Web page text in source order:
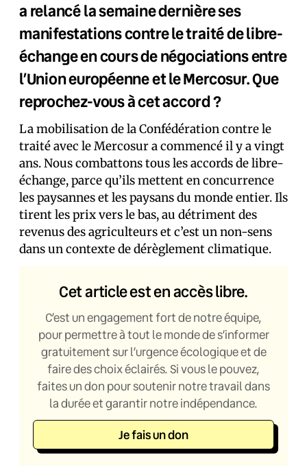
a relancé la semaine dernière ses
manifestations contre le traité de libre-
échange en cours de négociations entre
l’Union européenne et le Mercosur. Que
reprochez-vous à cet accord ?
La mobilisation de la Confédération contre le
traité avec le Mercosur a commencé il y a vingt
ans. Nous combattons tous les accords de libre-
échange, parce qu’ils mettent en concurrence
les paysannes et les paysans du monde entier. Ils
tirent les prix vers le bas, au détriment des
revenus des agriculteurs et c’est un non-sens
dans un contexte de dérèglement climatique.
Cet article est en accès libre.
C’est un engagement fort de notre équipe,
pour permettre à tout le monde de s’informer
gratuitement sur l’urgence écologique et de
faire des choix éclairés. Si vous le pouvez,
faites un don pour soutenir notre travail dans
la durée et garantir notre indépendance.
Je fais un don